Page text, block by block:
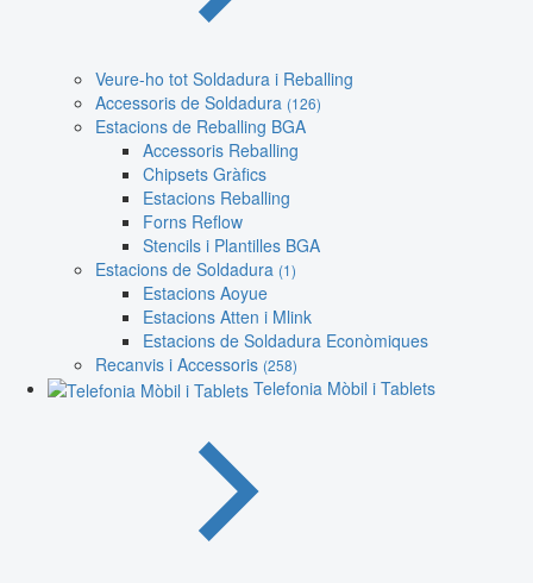
Veure-ho tot Soldadura i Reballing
Accessoris de Soldadura (126)
Estacions de Reballing BGA
Accessoris Reballing
Chipsets Gràfics
Estacions Reballing
Forns Reflow
Stencils i Plantilles BGA
Estacions de Soldadura (1)
Estacions Aoyue
Estacions Atten i Mlink
Estacions de Soldadura Econòmiques
Recanvis i Accessoris (258)
Telefonia Mòbil i Tablets